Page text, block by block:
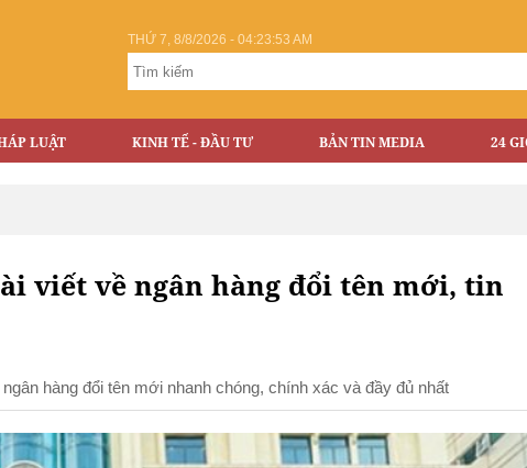
THỨ 7, 8/8/2026 - 04:23:54 AM
LUẬT KINH TẾ - ĐẦU TƯ BẢN TIN MEDIA 24
viết về ngân hàng đổi tên mới, tin
hàng đổi tên mới nhanh chóng, chính xác và đầy đủ nhất